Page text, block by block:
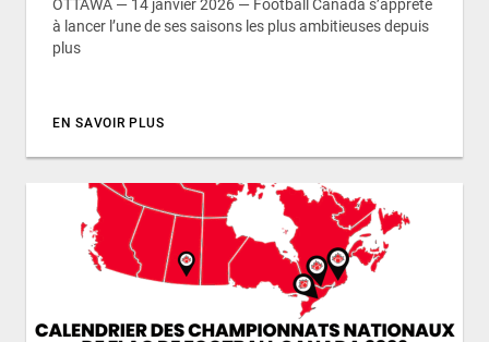
OTTAWA — 14 janvier 2026 — Football Canada s’apprête
à lancer l’une de ses saisons les plus ambitieuses depuis
plus
EN SAVOIR PLUS